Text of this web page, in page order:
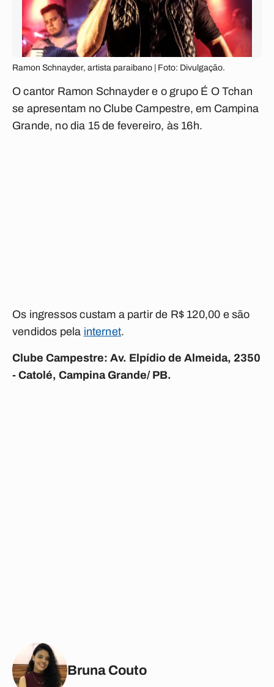
Ramon Schnayder, artista paraibano | Foto: Divulgação.
O cantor Ramon Schnayder e o grupo É O Tchan
se apresentam no Clube Campestre, em Campina
Grande, no dia 15 de fevereiro, às 16h.
Os ingressos custam a partir de R$ 120,00 e são
vendidos pela internet.
Clube Campestre: Av. Elpídio de Almeida, 2350
- Catolé, Campina Grande/ PB.
Bruna Couto